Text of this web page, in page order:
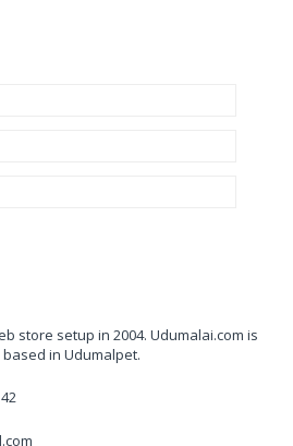
store setup in 2004. Udumalai.com is
in Udumalpet.